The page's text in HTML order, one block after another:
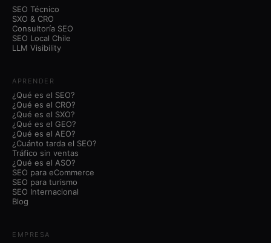
SEO Técnico
SXO & CRO
Consultoría SEO
SEO Local Chile
LLM Visibility
APRENDER
¿Qué es el SEO?
¿Qué es el CRO?
¿Qué es el SXO?
¿Qué es el GEO?
¿Qué es el AEO?
¿Cuánto tarda el SEO?
Tráfico sin ventas
¿Qué es el ASO?
SEO para eCommerce
SEO para turismo
SEO Internacional
Blog
EMPRESA